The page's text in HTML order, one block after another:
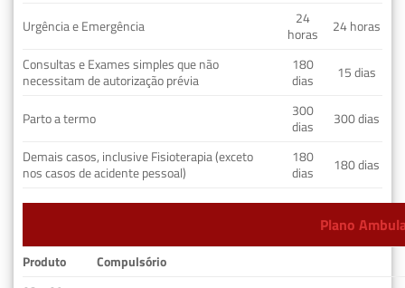
Urgência e Emergência
24
horas
24 horas
Consultas e Exames simples que não
necessitam de autorização prévia
180
dias
15 dias
Parto a termo
300
dias
300 dias
Demais casos, inclusive Fisioterapia (exceto
nos casos de acidente pessoal)
180
dias
180 dias
Plano
Produto
Compulsório